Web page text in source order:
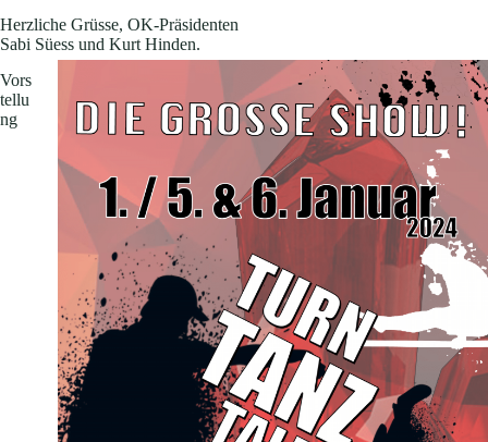
Herzliche Grüsse, OK-Präsidenten
Sabi Süess und Kurt Hinden.
Vors
tellu
ng